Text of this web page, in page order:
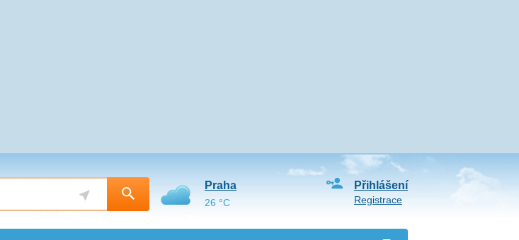
Přihlášení
Registrace
Praha
26 °C